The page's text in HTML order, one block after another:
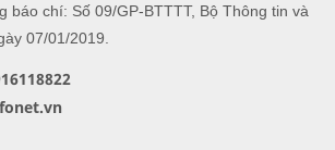
báo chí: Số 09/GP-BTTTT, Bộ Thông tin và
07/01/2019.